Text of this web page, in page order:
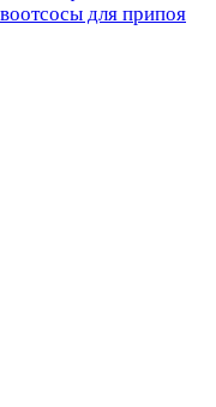
для припоя